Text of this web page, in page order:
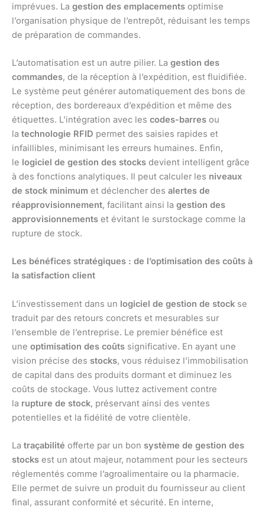
imprévues. La gestion des emplacements optimise
l’organisation physique de l’entrepôt, réduisant les temps
de préparation de commandes.
L’automatisation est un autre pilier. La gestion des
commandes, de la réception à l’expédition, est fluidifiée.
Le système peut générer automatiquement des bons de
réception, des bordereaux d’expédition et même des
étiquettes. L’intégration avec les codes-barres ou
la technologie RFID permet des saisies rapides et
infaillibles, minimisant les erreurs humaines. Enfin,
le logiciel de gestion des stocks devient intelligent grâce
à des fonctions analytiques. Il peut calculer les niveaux
de stock minimum et déclencher des alertes de
réapprovisionnement, facilitant ainsi la gestion des
approvisionnements et évitant le surstockage comme la
rupture de stock.
Les bénéfices stratégiques : de l’optimisation des coûts à
la satisfaction client
L’investissement dans un logiciel de gestion de stock se
traduit par des retours concrets et mesurables sur
l’ensemble de l’entreprise. Le premier bénéfice est
une optimisation des coûts significative. En ayant une
vision précise des stocks, vous réduisez l’immobilisation
de capital dans des produits dormant et diminuez les
coûts de stockage. Vous luttez activement contre
la rupture de stock, préservant ainsi des ventes
potentielles et la fidélité de votre clientèle.
La traçabilité offerte par un bon système de gestion des
stocks est un atout majeur, notamment pour les secteurs
réglementés comme l’agroalimentaire ou la pharmacie.
Elle permet de suivre un produit du fournisseur au client
final, assurant conformité et sécurité. En interne,